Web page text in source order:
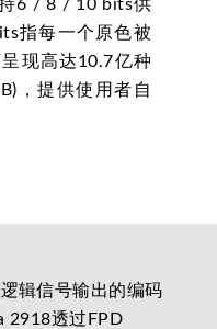
6 / 8 / 10 bits供
指每一个原色被
现高达10.7亿种
B)，提供使用者自
辑信号输出的编码
2918透过FPD